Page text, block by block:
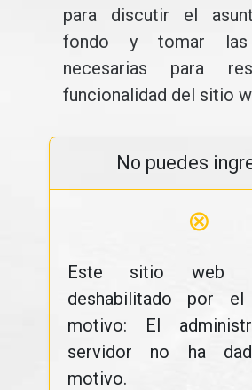
para discutir el
fondo y tomar las
necesarias para
funcionalidad del sitio
No puedes
⊗
Este sitio web
deshabilitado por el
motivo: El
servidor no ha
motivo.